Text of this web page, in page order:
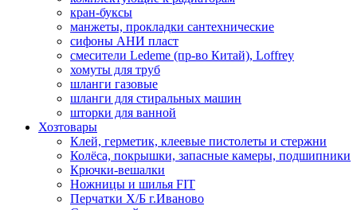
кран-буксы
манжеты, прокладки сантехнические
сифоны АНИ пласт
смесители Ledeme (пр-во Китай), Loffrey
хомуты для труб
шланги газовые
шланги для стиральных машин
шторки для ванной
Хозтовары
Клей, герметик, клеевые пистолеты и стержни
Колёса, покрышки, запасные камеры, подшипники
Крючки-вешалки
Ножницы и шилья FIT
Перчатки Х/Б г.Иваново